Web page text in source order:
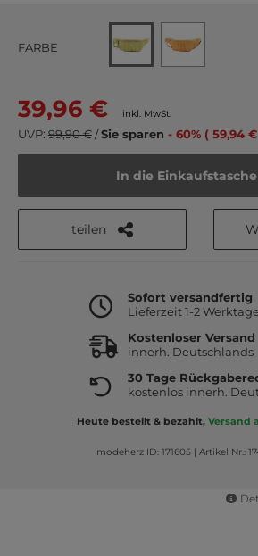
FARBE
39,96 € inkl. MwSt.
UVP: 99,90 €/Sie sparen - 60% ( 59,94
In die Einkaufstasche
teilen
Sofort versandfertig
Lieferzeit 1-2 Werktage
Kostenloser Versand
innerh. Deutschlands
30 Tage
kostenlos innerh.
Heute bestellt & bezahlt, Versand
modeherz ID: 171605| Artikel Nr.: